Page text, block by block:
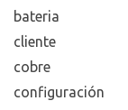
bateria
cliente
cobre
configuración